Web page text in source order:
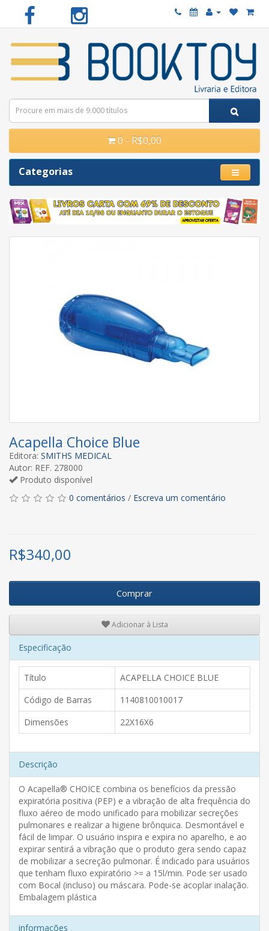
0 - R$0,00
Categorias
Acapella Choice Blue
Editora: SMITHS MEDICAL
Autor: REF. 278000
Produto disponível
0 comentários / Escreva um comentário
R$340,00
Comprar
Adicionar à Lista
Especificação
Título
ACAPELLA CHOICE BLUE
Código de Barras
1140810010017
Dimensões
22X16X6
Descrição
O Acapella® CHOICE combina os benefícios da pressão
expiratória positiva (PEP) e a vibração de alta frequência do
fluxo aéreo de modo unificado para mobilizar secreções
pulmonares e realizar a higiene brônquica. Desmontável e
fácil de limpar. O usuário inspira e expira no aparelho, e ao
expirar sentirá a vibração que o produto gera sendo capaz
de mobilizar a secreção pulmonar. É indicado para usuários
que tenham fluxo expiratório >= a 15l/min. Pode ser usado
com Bocal (incluso) ou máscara. Pode-se acoplar inalação.
Embalagem plástica
informações